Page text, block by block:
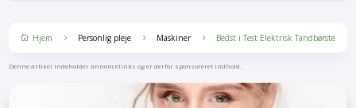
 Hjem 5 Personlig pleje 5 Maskiner 5 Bedst i Test Elektrisk Tandbørste
Denne artikel indeholder annoncelinks og er derfor sponsoreret indhold.